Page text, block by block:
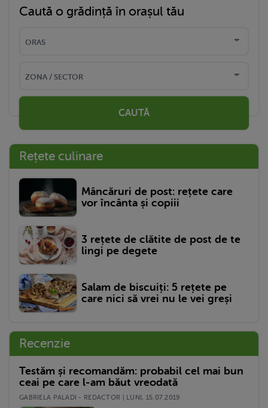
Caută o grădință în orașul tău
CAUTĂ
Rețete culinare
Mâncăruri de post: rețete care
vor încânta și copiii
3 rețete de clătite de post de te
lingi pe degete
Salam de biscuiți: 5 rețete pe
care nici să vrei nu le vei greși
Recenzie
Testăm și recomandăm: probabil cel mai bun
ceai pe care l-am băut vreodată
GABRIELA PALADI - REDACTOR | LUNI, 15.07.2019